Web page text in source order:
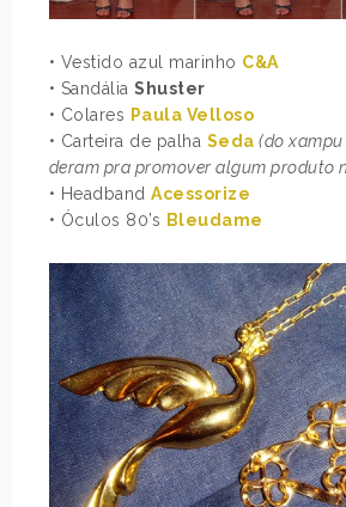
• Vestido azul marinho C&A
• SandáliaShuster
• Colares Paula Velloso
• Carteira de palha Seda (do
deram pra promover algum produto
• HeadbandAcessorize
• Óculos 80’s Bleudame